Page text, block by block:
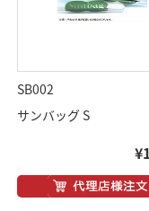
SB002
サンバッグ S